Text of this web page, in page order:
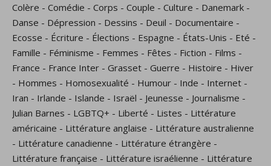
Colère - Comédie - Corps - Couple - Culture - Danemark -
Danse - Dépression - Dessins - Deuil - Documentaire -
Ecosse - Écriture - Élections - Espagne - États-Unis - Eté -
Famille - Féminisme - Femmes - Fêtes - Fiction - Films -
France - France Inter - Grasset - Guerre - Histoire - Hiver
- Hommes - Homosexualité - Humour - Inde - Internet -
Iran - Irlande - Islande - Israël - Jeunesse - Journalisme -
Julian Barnes - LGBTQ+ - Liberté - Listes - Littérature
américaine - Littérature anglaise - Littérature australienne
- Littérature canadienne - Littérature étrangère -
Littérature française - Littérature israélienne - Littérature